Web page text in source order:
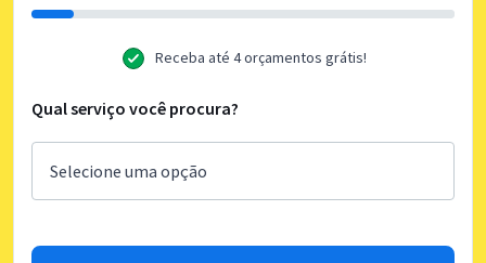
Receba até 4 orçamentos grátis!
Qual serviço você procura?